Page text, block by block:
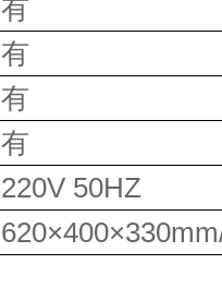
有
有
有
有
220V 50HZ